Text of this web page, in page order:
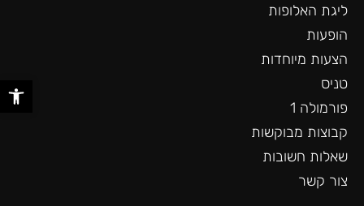
ליגת האלופות
הופעות
הצעות מיוחדות
טניס
פורמולה 1
קבוצות מבוקשות
שאלות חשובות
צור קשר
פתח